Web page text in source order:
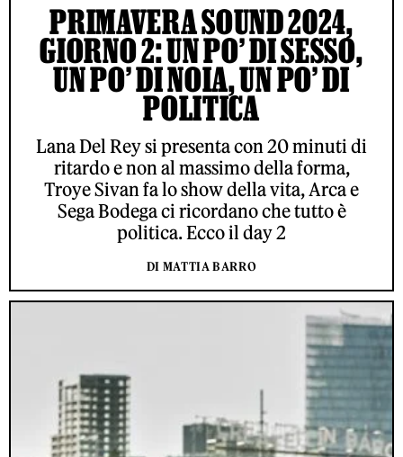
PRIMAVERA SOUND 2024,
GIORNO 2: UN PO’ DI SESSO,
UN PO’ DI NOIA, UN PO’ DI
POLITICA
Lana Del Rey si presenta con 20 minuti di
ritardo e non al massimo della forma,
Troye Sivan fa lo show della vita, Arca e
Sega Bodega ci ricordano che tutto è
politica. Ecco il day 2
DI MATTIA BARRO